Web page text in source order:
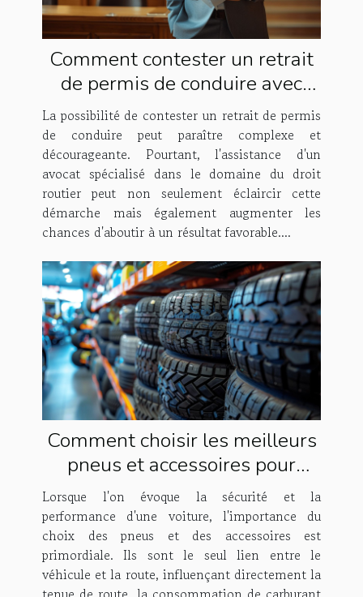
Comment contester un retrait
de permis de conduire avec
l'aide d'un avocat spécialisé
La possibilité de contester un retrait de permis
de conduire peut paraître complexe et
décourageante. Pourtant, l'assistance d'un
avocat spécialisé dans le domaine du droit
routier peut non seulement éclaircir cette
démarche mais également augmenter les
chances d'aboutir à un résultat favorable....
Comment choisir les meilleurs
pneus et accessoires pour
votre voiture
Lorsque l'on évoque la sécurité et la
performance d'une voiture, l'importance du
choix des pneus et des accessoires est
primordiale. Ils sont le seul lien entre le
véhicule et la route, influençant directement la